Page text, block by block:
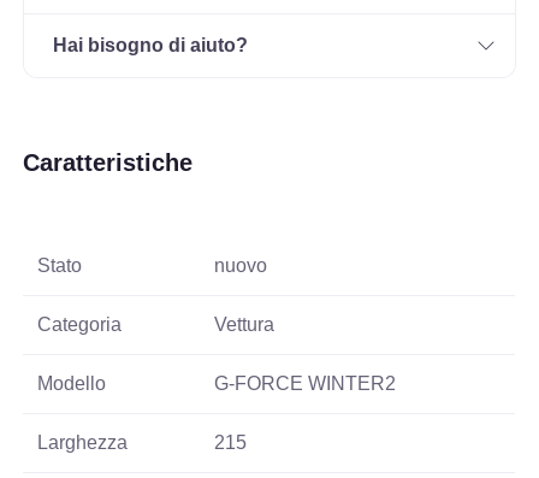
Hai bisogno di aiuto?
Caratteristiche
Stato nuovo
Categoria Vettura
Modello G-FORCE WINTER2
Larghezza 215